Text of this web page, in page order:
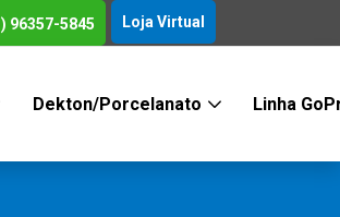
96357-5845 Loja Virtual
Dekton/Porcelanato Linha